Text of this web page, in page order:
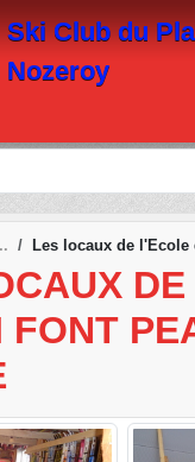
Ski Club du
Nozeroy
Les locaux de
FONT